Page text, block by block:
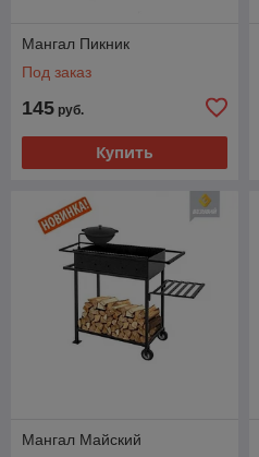
Мангал Пикник
Под заказ
145 руб.
Купить
Мангал Майский